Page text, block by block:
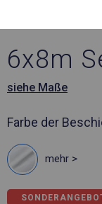
6x8m
siehe Maße
Farbe der
mehr >